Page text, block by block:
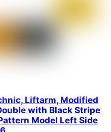
Liftarm, Modified
with Black Stripe
Pattern Model Left Side